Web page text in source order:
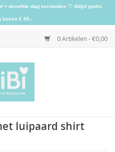
0 Artikelen - €0,00
luipaard shirt
dezelfde dag verzonden ♡ Altijd gratis
boven € 50,-